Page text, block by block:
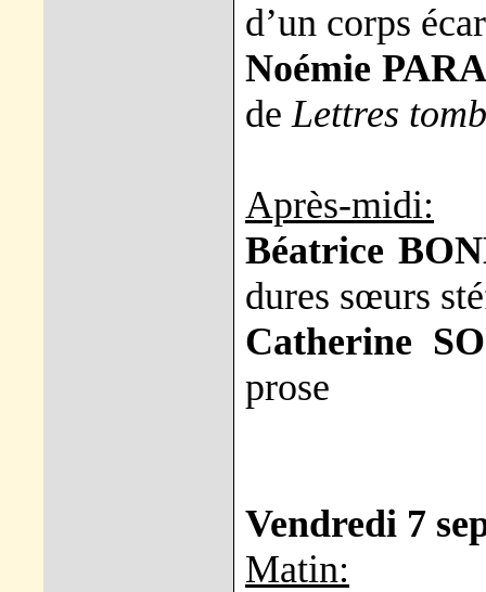
d’un corps
Noémie
deLettres
Après-midi:
Béatrice
dures sœurs
Catherine
prose
Vendredi 7
Matin: